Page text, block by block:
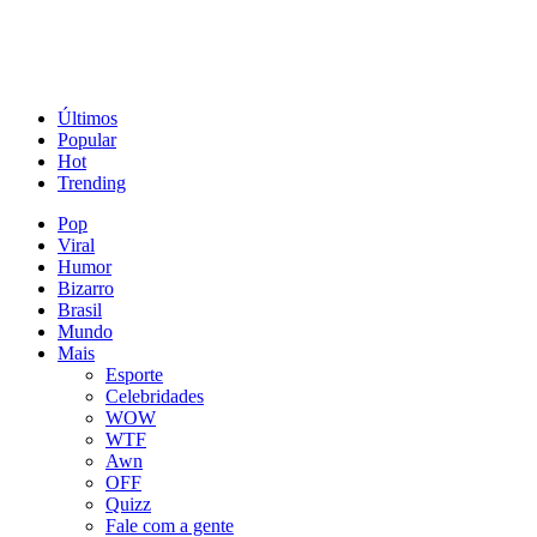
Últimos
Popular
Hot
Trending
Pop
Viral
Humor
Bizarro
Brasil
Mundo
Mais
Esporte
Celebridades
WOW
WTF
Awn
OFF
Quizz
Fale com a gente